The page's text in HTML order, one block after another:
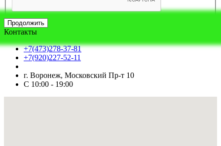
Продолжить
Контакты
+7(473)278-37-81
+7(920)227-52-11
г. Воронеж, Московский Пр-т 10
С 10:00 - 19:00